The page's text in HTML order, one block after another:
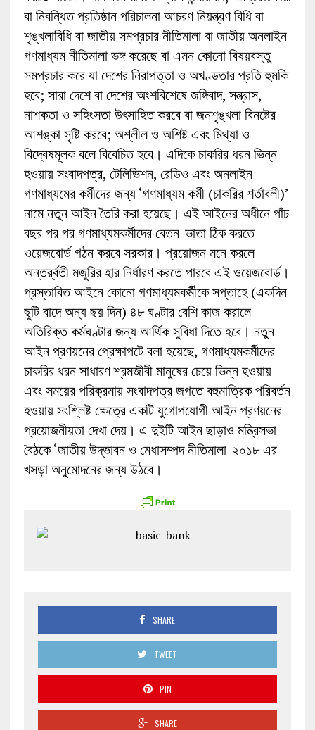
বা নিবন্ধিত প্রতিষ্ঠান পরিচালনা আচরণ নিয়ন্ত্রণ বিধি বা
শৃঙ্খলাবিধি বা জাতীয় সমপ্রচার নীতিমালা বা জাতীয় অনলাইন
গণমাধ্যম নীতিমালা ভঙ্গ করেছে বা এমন কোনো বিষয়বস্তু
সমপ্রচার করে যা দেশের নিরাপত্তা ও অখণ্ডতার প্রতি হুমকি
হবে; সারা দেশে বা দেশের অংশবিশেষে জঙ্গিবাদ, সন্ত্রাস,
নাশকতা ও সহিংসতা উৎসাহিত করবে বা জনশৃঙ্খলা বিনষ্টের
আশঙ্কা সৃষ্টি করবে; অশ্লীল ও অশিষ্ট এবং মিথ্যা ও
বিদ্বেষমূলক বলে বিবেচিত হবে। এদিকে চাকরির ধরন ভিন্ন
হওয়ায় সংবাদপত্র, টেলিভিশন, রেডিও এবং অনলাইন
গণমাধ্যমের কর্মীদের জন্য ‘গণমাধ্যম কর্মী (চাকরির শর্তাবলী)’
নামে নতুন আইন তৈরি করা হয়েছে। এই আইনের অধীনে পাঁচ
বছর পর পর গণমাধ্যমকর্মীদের বেতন-ভাতা ঠিক করতে
ওয়েজবোর্ড গঠন করবে সরকার। প্রয়োজন মনে করলে
অন্তর্র্বতী মজুরির হার নির্ধারণ করতে পারবে এই ওয়েজবোর্ড।
প্রস্তাবিত আইনে কোনো গণমাধ্যমকর্মীকে সপ্তাহে (একদিন
ছুটি বাদে অন্য ছয় দিন) ৪৮ ঘণ্টার বেশি কাজ করালে
অতিরিক্ত কর্মঘণ্টার জন্য আর্থিক সুবিধা দিতে হবে। নতুন
আইন প্রণয়নের প্রেক্ষাপটে বলা হয়েছে, গণমাধ্যমকর্মীদের
চাকরির ধরন সাধারণ শ্রমজীবী মানুষের চেয়ে ভিন্ন হওয়ায়
এবং সময়ের পরিক্রমায় সংবাদপত্র জগতে বহুমাত্রিক পরিবর্তন
হওয়ায় সংশ্লিষ্ট ক্ষেত্রে একটি যুগোপযোগী আইন প্রণয়নের
প্রয়োজনীয়তা দেখা দেয়। এ দুইটি আইন ছাড়াও মন্ত্রিসভা
বৈঠকে ‘জাতীয় উদ্ভাবন ও মেধাসম্পদ নীতিমালা-২০১৮ এর
খসড়া অনুমোদনের জন্য উঠবে।
SHARE
TWEET
PIN
SHARE